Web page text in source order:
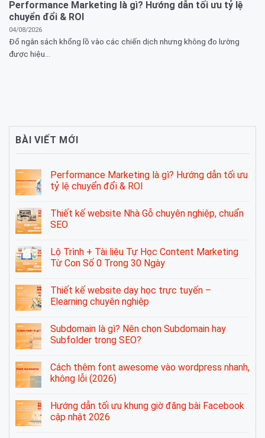
Performance Marketing là gì? Hướng dẫn tối ưu tỷ lệ
chuyển đổi & ROI
04/08/2026
Đổ ngân sách khổng lồ vào các chiến dịch nhưng không đo lường
được hiệu...
BÀI VIẾT MỚI
Performance Marketing là gì? Hướng dẫn tối ưu
tỷ lệ chuyển đổi & ROI
Thiết kế website Nhà Gỗ chuyên nghiệp, chuẩn
SEO
Lộ Trình + Tài liệu Tự Học Content Marketing
Từ Con Số 0 Trong 30 Ngày
Thiết kế website dạy học trực tuyến –
Elearning chuyên nghiệp
Subdomain là gì? Nên chọn Subdomain hay
Subfolder trong SEO?
Cách thêm font awesome vào wordpress nhanh,
không lỗi (2026)
Hướng dẫn tối ưu khung giờ đăng bài Facebook
cập nhật 2026